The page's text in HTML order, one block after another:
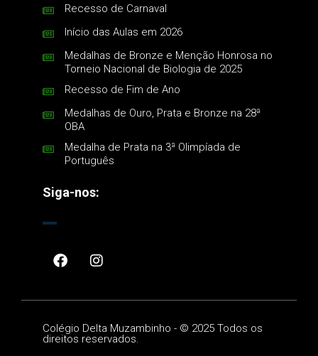
Recesso de Carnaval
Início das Aulas em 2026
Medalhas de Bronze e Menção Honrosa no
Torneio Nacional de Biologia de 2025
Recesso de Fim de Ano
Medalhas de Ouro, Prata e Bronze na 28ª
OBA
Medalha de Prata na 3ª Olimpíada de
Português
Siga-nos:
Colégio Delta Muzambinho - © 2025 Todos os
direitos reservados.